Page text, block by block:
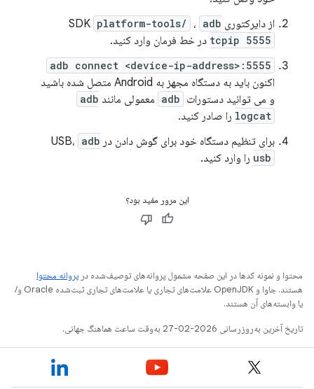
از دایرکتوری SDK
platform-tools/ ، adb
tcpip 5555 در خط فرمان وارد کنید.
adb connect <device-ip-address>:5555
اکنون باید به دستگاه مجهز به Android متصل شده باشید
و می توانید دستورات adb معمولی مانند adb
logcat را صادر کنید.
برای تنظیم دستگاه خود برای گوش دادن در USB، adb
usb را وارد کنید.
این مرور مفید بود؟
محتوا و نمونه کدها در این صفحه مشمول پروانه‌های توصیف‌شده در پروانه محتوا
هستند. جاوا و OpenJDK علامت‌های تجاری یا علامت‌های تجاری ثبت‌شده Oracle و/
یا وابسته‌های آن هستند.
تاریخ آخرین به‌روزرسانی 2026-02-27 به‌وقت ساعت هماهنگ جهانی.